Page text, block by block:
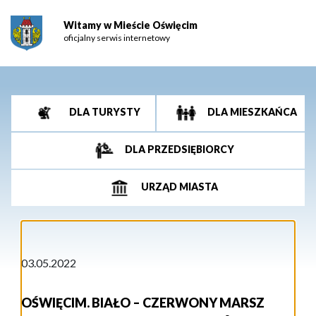
Witamy w Mieście Oświęcim
oficjalny serwis internetowy
DLA TURYSTY DLA MIESZKAŃCA
DLA PRZEDSIĘBIORCY
URZĄD MIASTA
03.05.2022
OŚWIĘCIM. BIAŁO – CZERWONY MARSZ